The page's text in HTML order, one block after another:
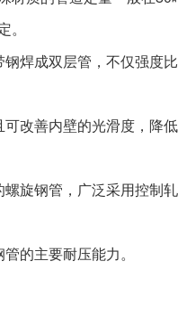
。
钢焊成双层管，不仅强度
改善内壁的光滑度，降
螺旋钢管 ，广泛采用控制
管的主要耐压能力。